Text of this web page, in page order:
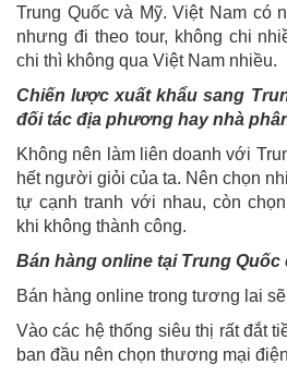
Trung Quốc và Mỹ. Việt Nam có
nhưng đi theo tour, không chi
chi thì không qua Việt Nam nhiều.
Chiến lược xuất khẩu sang
đối tác địa phương hay nhà
Không nên làm liên doanh với
hết người giỏi của ta. Nên chọn
tự cạnh tranh với nhau, còn
khi không thành công.
Bán hàng online tại Trung
Bán hàng online trong tương lai
Vào các hệ thống siêu thị rất đắt
ban đầu nên chọn thương mại